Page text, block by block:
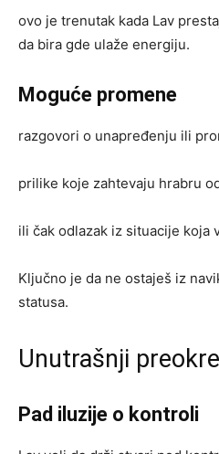
ovo je trenutak kada Lav
da bira gde ulaže energiju.
Moguće promene
razgovori o unapređenju ili
prilike koje zahtevaju hrabru
ili čak odlazak iz situacije koja
Ključno je da ne ostaješ iz
statusa.
Unutrašnji
Pad iluzije o kontroli